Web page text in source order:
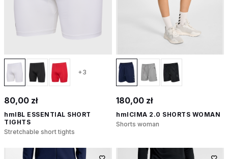
+3
80,00 zł
hmlBL ESSENTIAL SHORT
TIGHTS
Stretchable short tights
180,00 zł
hmlCIMA 2.0 SHORTS WOMAN
Shorts woman